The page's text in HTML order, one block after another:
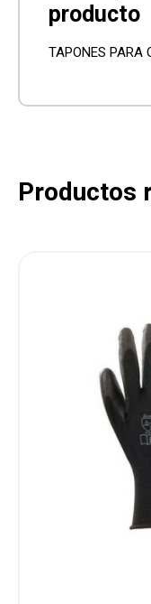
TAPONES PARA
Productos